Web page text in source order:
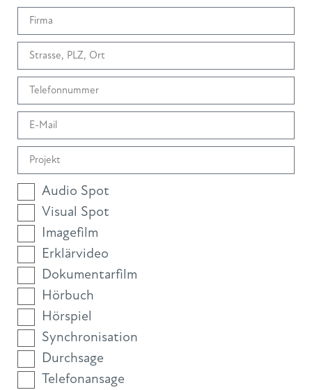
Audio Spot
Visual Spot
Imagefilm
Erklärvideo
Dokumentarfilm
Hörbuch
Hörspiel
Synchronisation
Durchsage
Telefonansage